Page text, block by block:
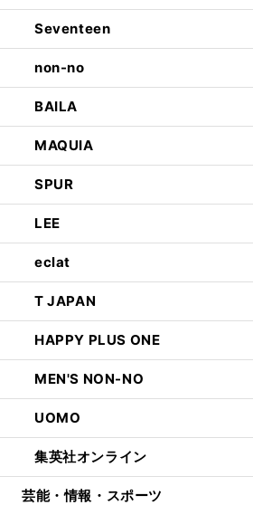
Seventeen
non-no
BAILA
MAQUIA
SPUR
LEE
eclat
T JAPAN
HAPPY PLUS ONE
MEN'S NON-NO
UOMO
集英社オンライン
芸能・情報・スポーツ